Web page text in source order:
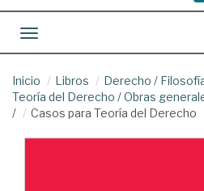
Toggle navigation
Inicio Libros Derecho /
Teoría del Derecho /Obras
/
Casos para Teoría del Derecho